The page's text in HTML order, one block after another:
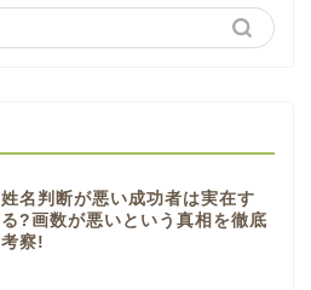
姓名判断が悪い成功者は実在す
る?画数が悪いという真相を徹底
考察!